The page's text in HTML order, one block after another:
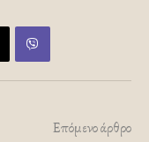
Επόμενο άρθρο